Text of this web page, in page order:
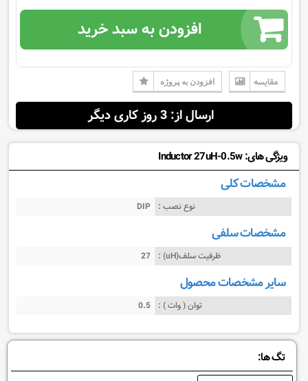
افزودن به سبد خرید
مقایسه افزودن به پروژه
ارسال از: 3 روز کاری دیگر
ویژگی های: Inductor 27uH-0.5w
مشخصات کلی
نوع نصب : DIP
مشخصات سلفی
ظرفیت سلف(uH) : 27
سایر مشخصات محصول
توان ( وات ) : 0.5
تگ ها: